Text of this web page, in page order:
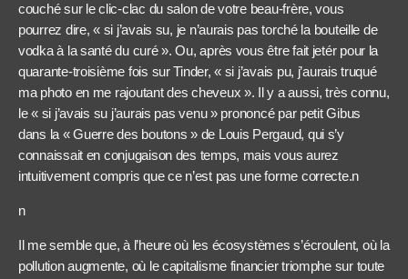
couché sur le clic-clac du salon de votre beau-frère, vous
pourrez dire, « si j’avais su, je n’aurais pas torché la bouteille de
vodka à la santé du curé ». Ou, après vous être fait jetér pour la
quarante-troisième fois sur Tinder, « si j’avais pu, j’aurais truqué
ma photo en me rajoutant des cheveux ». Il y a aussi, très connu,
le « si j’avais su j’aurais pas venu » prononcé par petit Gibus
dans la « Guerre des boutons » de Louis Pergaud, qui s’y
connaissait en conjugaison des temps, mais vous aurez
intuitivement compris que ce n’est pas une forme correcte.n
n
Il me semble que, à l’heure où les écosystèmes s’écroulent, où la
pollution augmente, où le capitalisme financier triomphe sur toute